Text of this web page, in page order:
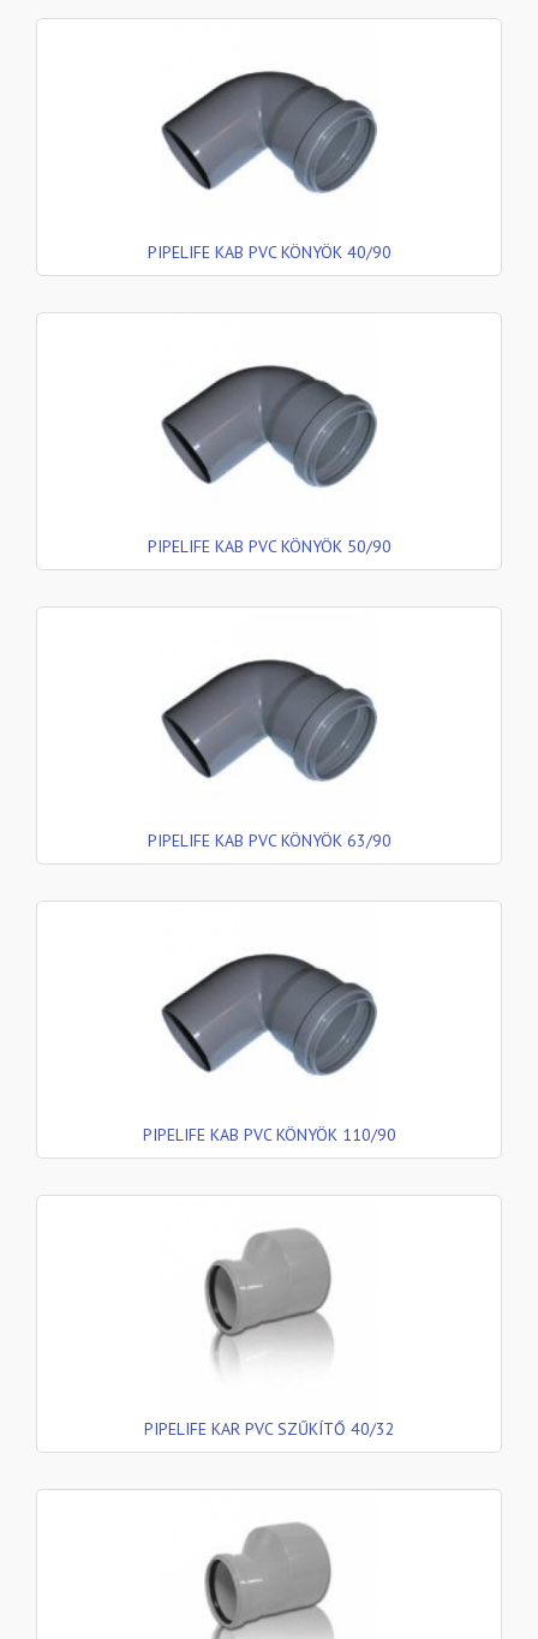
PIPELIFE KAB PVC KÖNYÖK 40/90
PIPELIFE KAB PVC KÖNYÖK 50/90
PIPELIFE KAB PVC KÖNYÖK 63/90
PIPELIFE KAB PVC KÖNYÖK 110/90
PIPELIFE KAR PVC SZŰKÍTŐ 40/32